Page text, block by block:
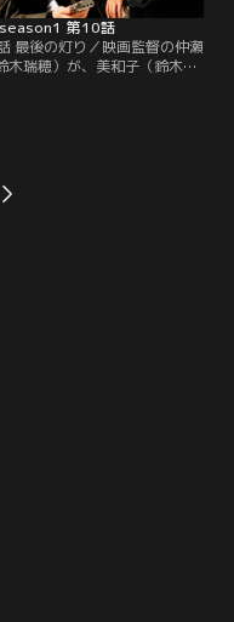
第10話
最後の灯り／映画監督の仲瀬
木瑞穂）が、美和子（鈴木砂
ーの玲子（銀粉蝶）しかいな
。